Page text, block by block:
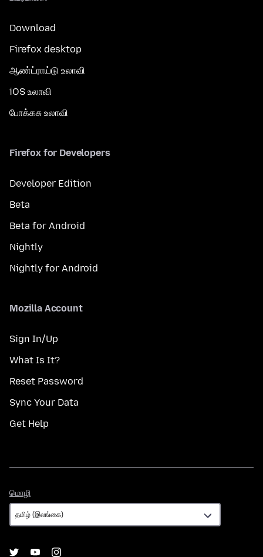
Download
Firefox desktop
ஆண்ட்ராய்டு உலாவி
iOS உலாவி
போக்கசு உலாவி
Firefox for Developers
Developer Edition
Beta
Beta for Android
Nightly
Nightly for Android
Mozilla Account
Sign In/Up
What Is It?
Reset Password
Sync Your Data
Get Help
மொழி